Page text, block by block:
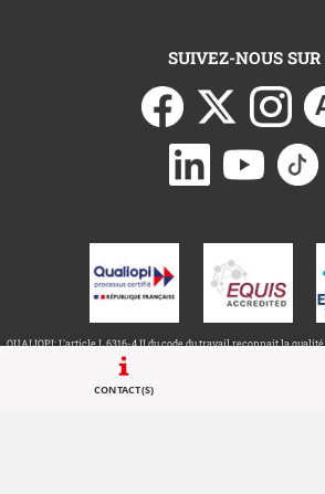
Call to actions
CONTACT(S)
SUIVEZ-NOUS SUR
QUALIOPI: L'article L.6316-4 II du code du travail reconnait la
supérieur au titre des 4 catégories d'actions concourant au